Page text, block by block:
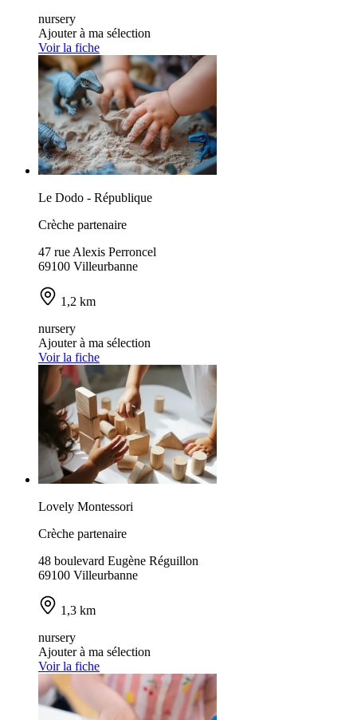
nursery
Ajouter à ma sélection
Voir la fiche
Le Dodo - République
Crèche partenaire
47 rue Alexis Perroncel
69100 Villeurbanne
1,2 km
nursery
Ajouter à ma sélection
Voir la fiche
Lovely Montessori
Crèche partenaire
48 boulevard Eugène Réguillon
69100 Villeurbanne
1,3 km
nursery
Ajouter à ma sélection
Voir la fiche